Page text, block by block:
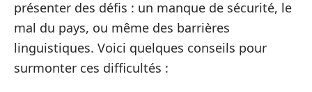
présenter des défis : un manque de sécurité, le
mal du pays, ou même des barrières
linguistiques. Voici quelques conseils pour
surmonter ces difficultés :